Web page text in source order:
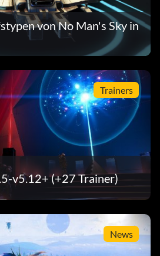
von No Man's Sky in
Trainers
v5.12+ (+27 Trainer)
News